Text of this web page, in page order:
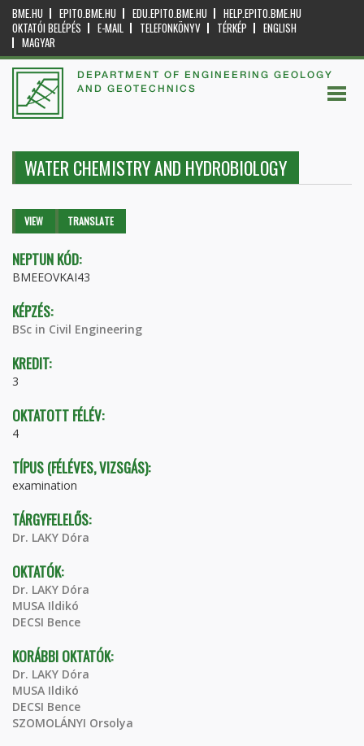
BME.HU EPITO.BME.HU EDU.EPITO.BME.HU
HELP.EPITO.BME.HU
OKTATÓI BELÉPÉS
E-MAIL TELEFONKÖNYV TÉRKÉP
ENGLISH
MAGYAR
DEPARTMENT OF ENGINEERING GEOLOGY
AND GEOTECHNICS
WATER CHEMISTRY AND HYDROBIOLOGY
Primary tabs
VIEW (ACTIVETRANSLATE
NEPTUN KÓD:
BMEEOVKAI43
KÉPZÉS:
BSc in Civil Engineering
KREDIT:
3
OKTATOTT FÉLÉV:
4
TÍPUS (FÉLÉVES, VIZSGÁS):
examination
TÁRGYFELELŐS:
Dr. LAKY Dóra
OKTATÓK:
Dr. LAKY Dóra
MUSA Ildikó
DECSI Bence
KORÁBBI OKTATÓK:
Dr. LAKY Dóra
MUSA Ildikó
DECSI Bence
SZOMOLÁNYI Orsolya